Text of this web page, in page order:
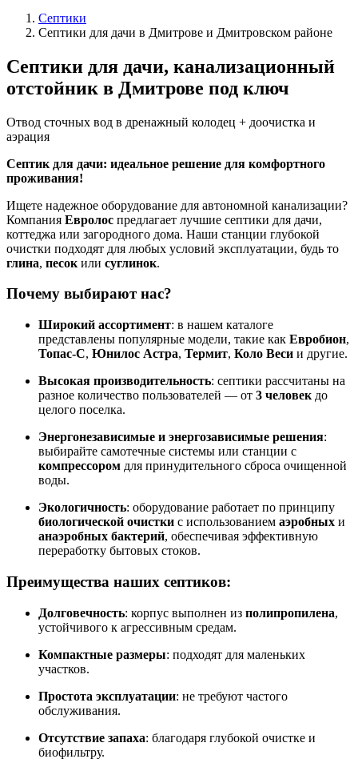
Септики
Септики для дачи в Дмитрове и Дмитровском районе
Септики для дачи, канализационный
отстойник в Дмитрове под ключ
Отвод сточных вод в дренажный колодец + доочистка и
аэрация
Септик для дачи: идеальное решение для комфортного
проживания!
Ищете надежное оборудование для автономной канализации?
Компания Евролос предлагает лучшие септики для дачи,
коттеджа или загородного дома. Наши станции глубокой
очистки подходят для любых условий эксплуатации, будь то
глина, песок или суглинок.
Почему выбирают нас?
Широкий ассортимент: в нашем каталоге
представлены популярные модели, такие как Евробион,
Топас-С, Юнилос Астра, Термит, Коло Веси и другие.
Высокая производительность: септики рассчитаны на
разное количество пользователей — от 3 человек до
целого поселка.
Энергонезависимые и энергозависимые решения:
выбирайте самотечные системы или станции с
компрессором для принудительного сброса очищенной
воды.
Экологичность: оборудование работает по принципу
биологической очистки с использованием аэробных и
анаэробных бактерий, обеспечивая эффективную
переработку бытовых стоков.
Преимущества наших септиков:
Долговечность: корпус выполнен из полипропилена,
устойчивого к агрессивным средам.
Компактные размеры: подходят для маленьких
участков.
Простота эксплуатации: не требуют частого
обслуживания.
Отсутствие запаха: благодаря глубокой очистке и
биофильтру.